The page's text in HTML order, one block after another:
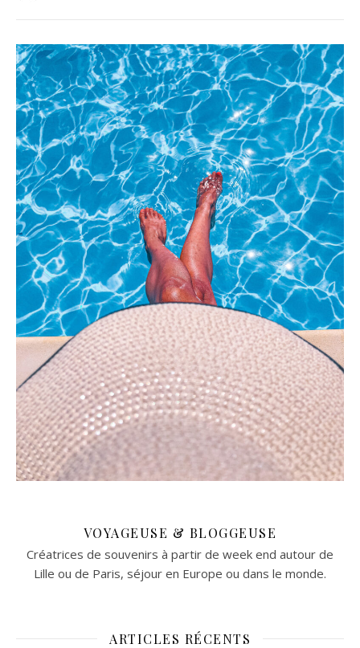
VOYAGEUSE & BLOGGEUSE
Créatrices de souvenirs à partir de week end autour de
Lille ou de Paris, séjour en Europe ou dans le monde.
ARTICLES RÉCENTS